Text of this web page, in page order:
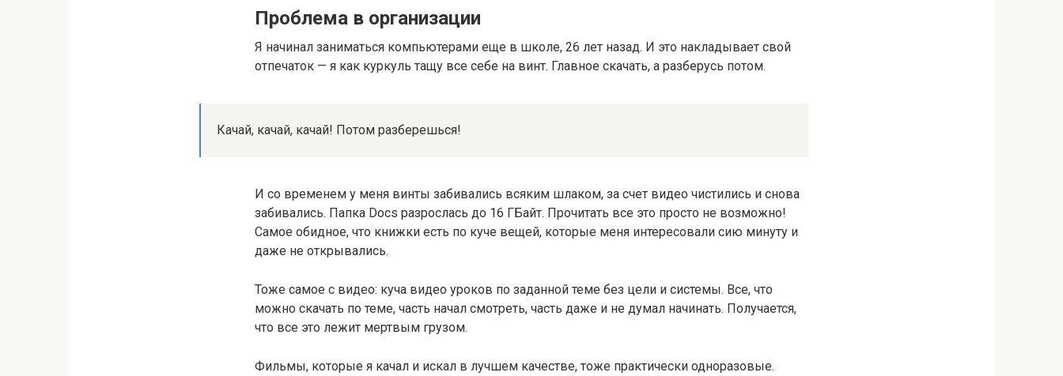
Проблема в организации
Я начинал заниматься компьютерами еще в школе, 26 лет назад. И это накладывает свой
отпечаток — я как куркуль тащу все себе на винт. Главное скачать, а разберусь потом.
Качай, качай, качай! Потом разберешься!
И со временем у меня винты забивались всяким шлаком, за счет видео чистились и снова
забивались. Папка Docs разрослась до 16 ГБайт. Прочитать все это просто не возможно!
Самое обидное, что книжки есть по куче вещей, которые меня интересовали сию минуту и
даже не открывались.
Тоже самое с видео: куча видео уроков по заданной теме без цели и системы. Все, что
можно скачать по теме, часть начал смотреть, часть даже и не думал начинать. Получается,
что все это лежит мертвым грузом.
Фильмы, которые я качал и искал в лучшем качестве, тоже практически одноразовые.